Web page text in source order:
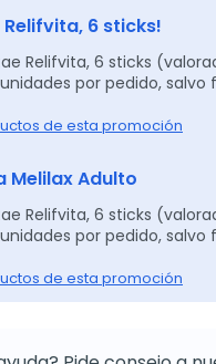
Relifvita, 6 sticks!
Relifvita, 6 sticks
por pedido, salvo
de esta promoción
Melilax Adulto
Relifvita, 6 sticks
por pedido, salvo
de esta promoción